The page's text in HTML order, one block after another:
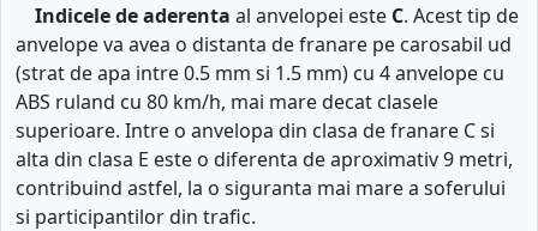
Indicele de aderenta al anvelopei este C. Acest tip de
anvelope va avea o distanta de franare pe carosabil ud
(strat de apa intre 0.5 mm si 1.5 mm) cu 4 anvelope cu
ABS ruland cu 80 km/h, mai mare decat clasele
superioare. Intre o anvelopa din clasa de franare C si
alta din clasa E este o diferenta de aproximativ 9 metri,
contribuind astfel, la o siguranta mai mare a soferului
si participantilor din trafic.